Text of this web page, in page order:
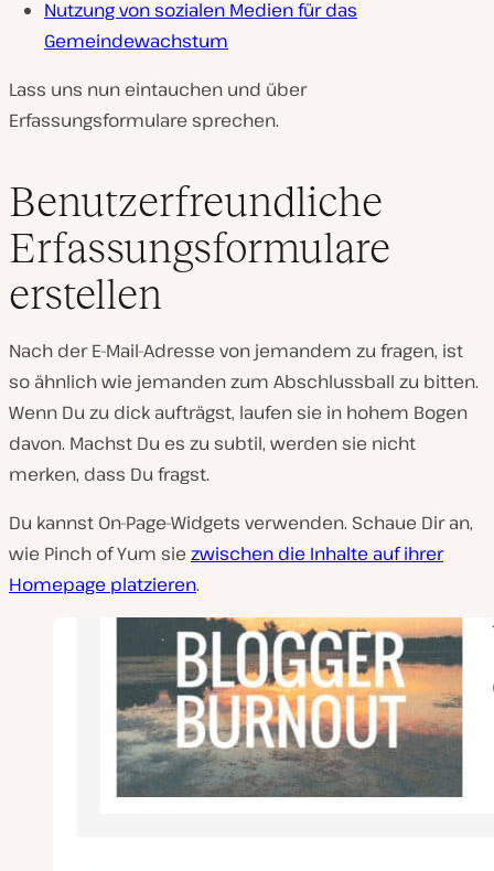
Nutzung von sozialen Medien für das
Gemeindewachstum
Lass uns nun eintauchen und über
Erfassungsformulare sprechen.
Benutzerfreundliche
Erfassungsformulare
erstellen
Nach der E-Mail-Adresse von jemandem zu fragen, ist
so ähnlich wie jemanden zum Abschlussball zu bitten.
Wenn Du zu dick aufträgst, laufen sie in hohem Bogen
davon. Machst Du es zu subtil, werden sie nicht
merken, dass Du fragst.
Du kannst On-Page-Widgets verwenden. Schaue Dir an,
wie Pinch of Yum sie zwischen die Inhalte auf ihrer
Homepage platzieren.